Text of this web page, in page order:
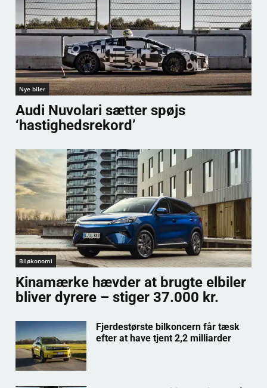
Nye biler
Audi Nuvolari sætter spøjs
‘hastighedsrekord’
Biløkonomi
Kinamærke hævder at brugte elbiler
bliver dyrere – stiger 37.000 kr.
Fjerdestørste bilkoncern får tæsk
efter at have tjent 2,2 milliarder